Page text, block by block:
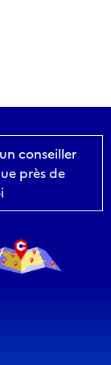
conseiller
près de